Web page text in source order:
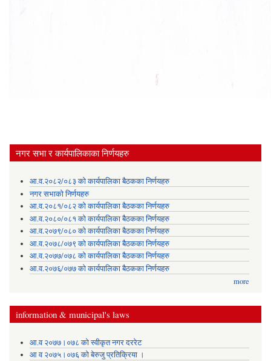
नगर सभा र कार्यपालिकाका निर्णयहरु
आ.व.२०८२/०८३ को कार्यपालिका बैठकका निर्णयहरु
नगर सभाको निर्णयहरु
आ.व.२०८१/०८२ को कार्यपालिका बैठकका निर्णयहरु
आ.व.२०८०/०८१ को कार्यपालिका बैठकका निर्णयहरु
आ.व.२०७९/०८० को कार्यपालिका बैठकका निर्णयहरु
आ.व.२०७८/०७९ को कार्यपालिका बैठकका निर्णयहरु
आ.व.२०७७/०७८ को कार्यपालिका बैठकका निर्णयहरु
आ.व.२०७६/०७७ को कार्यपालिका बैठकका निर्णयहरु
more
information & municipal's laws
आ.व २०७७।०७८ को स्वीकृत नगर दररेट
आ व २०७५।०७६ को बेरुजु प्रतिक्रिया ।